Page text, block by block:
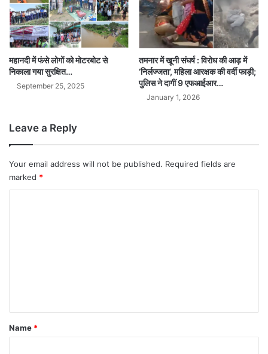
महानदी में फंसे लोगों को मोटरबोट से
निकाला गया सुरक्षित…
September 25, 2025
तमनार में खूनी संघर्ष : विरोध की आड़ में
‘निर्लज्जता’, महिला आरक्षक की वर्दी फाड़ी;
पुलिस ने दागीं 9 एफआईआर…
January 1, 2026
Leave a Reply
Your email address will not be published. Required fields are
marked *
*
Name *